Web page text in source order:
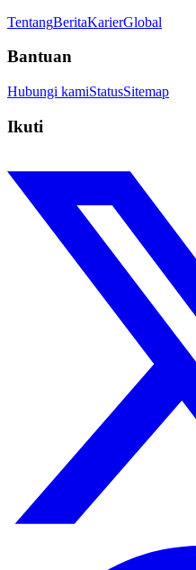
TentangBeritaKarierGlobal
Bantuan
Hubungi kamiStatusSitemap
Ikuti